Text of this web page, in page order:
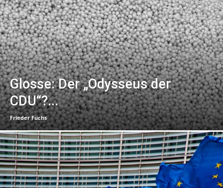
Glosse: Der „Odysseus der
CDU“?...
Frieder Fuchs